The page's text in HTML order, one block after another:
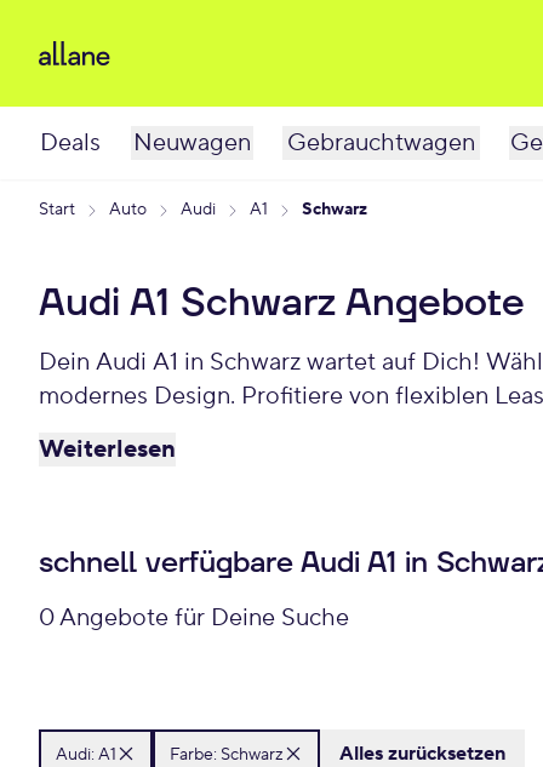
Deals Neuwagen Gebrauchtwagen
Start Auto Audi A1 Schwarz
Audi A1 Schwarz Angebote
Dein Audi A1 in Schwarz wartet auf Dich!
modernes Design. Profitiere von flexiblen
Weiterlesen
schnell verfügbare Audi A1 in
0 Angebote für Deine Suche
Audi: A1 Farbe: Schwarz Alles zurücksetzen